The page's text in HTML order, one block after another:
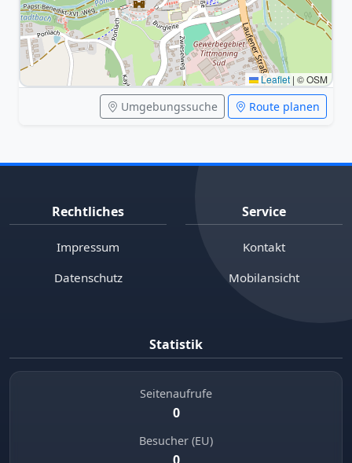
Leaflet | © OSM
Umgebungssuche Route planen
Rechtliches
Impressum
Datenschutz
Service
Kontakt
Mobilansicht
Statistik
Seitenaufrufe
0
Besucher (EU)